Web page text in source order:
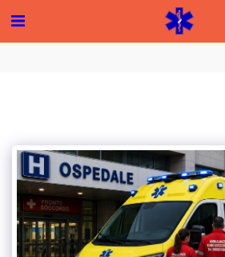
5 based on 49 reviews